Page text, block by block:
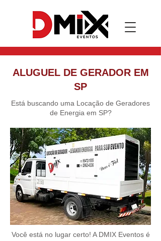
ALUGUEL DE GERADOR EM
SP
Está buscando uma Locação de Geradores
de Energia em SP?
Você está no lugar certo! A DMIX Eventos é